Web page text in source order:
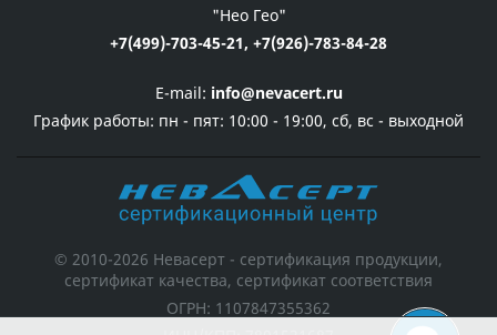
"Нео Гео"
+7(499)-703-45-21, +7(926)-783-84-28
E-mail: info@nevacert.ru
График работы: пн - пят: 10:00 - 19:00, сб, вс - выходной
© 2010-2026 Невасерт - сертификация продукции,
сертификат качества, сертификат соответствия
ОГРН: 1107847355362